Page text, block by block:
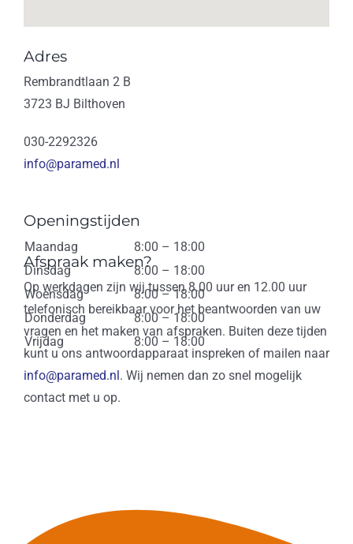
Adres
Rembrandtlaan 2 B
3723 BJ Bilthoven
030-2292326
info@paramed.nl
Openingstijden
Maandag
8:00 – 18:00
Dinsdag
8:00 – 18:00
Woensdag
8:00 – 18:00
Donderdag
8:00 – 18:00
Vrijdag
8:00 – 18:00
Afspraak maken?
Op werkdagen zijn wij tussen 8.00 uur en 12.00 uur
telefonisch bereikbaar voor het beantwoorden van uw
vragen en het maken van afspraken. Buiten deze tijden
kunt u ons antwoordapparaat inspreken of mailen naar
info@paramed.nl. Wij nemen dan zo snel mogelijk
contact met u op.